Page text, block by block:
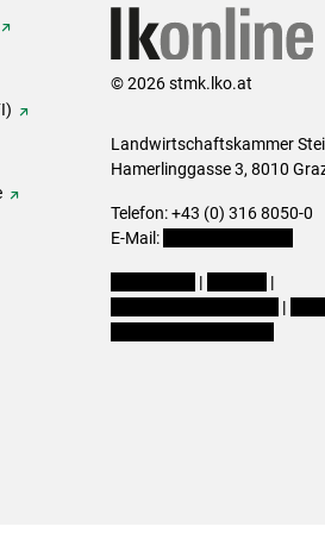
© 2026 stmk.lko.at
Landwirtschaftskammer
Hamerlinggasse 3, 8010
Telefon: +43 (0) 316 8050-0
E-Mail:
|
|
|